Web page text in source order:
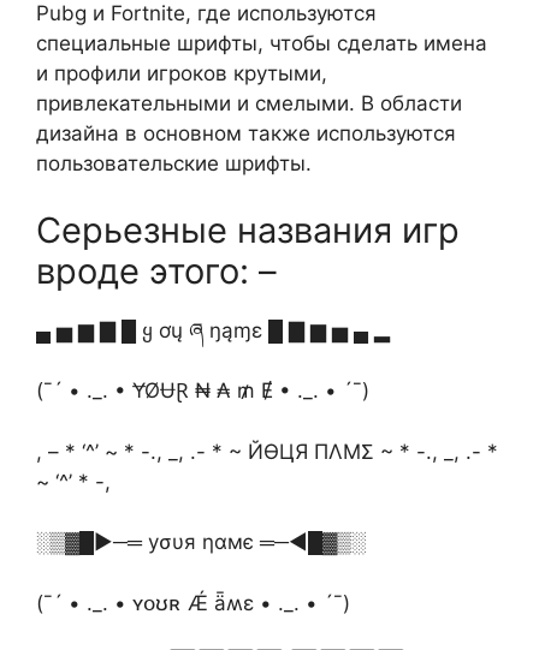
Pubg и Fortnite, где используются
специальные шрифты, чтобы сделать имена
и профили игроков крутыми,
привлекательными и смелыми. В области
дизайна в основном также используются
пользовательские шрифты.
Серьезные названия игр
вроде этого: –
▄ ▅ ▆ ▇ █ ყ ơų ཞ ŋąɱɛ █ ▇ ▆ ▅ ▄ ▂
(¯´ • ._. • ɎØɄⱤ ₦ ₳ ₥ Ɇ • ._. • ´¯)
, – * ‘^’ ~ * -., _, .- * ~ ЙӨЦЯ ПΛMΣ ~ * -., _, .- *
~ ‘^’ * -,
░▒▓█►─═ уσυя ηαмє ═─◄█▓▒░
(¯´ • ._. • ʏօʊʀ Ǽ ǟʍɛ • ._. • ´¯)